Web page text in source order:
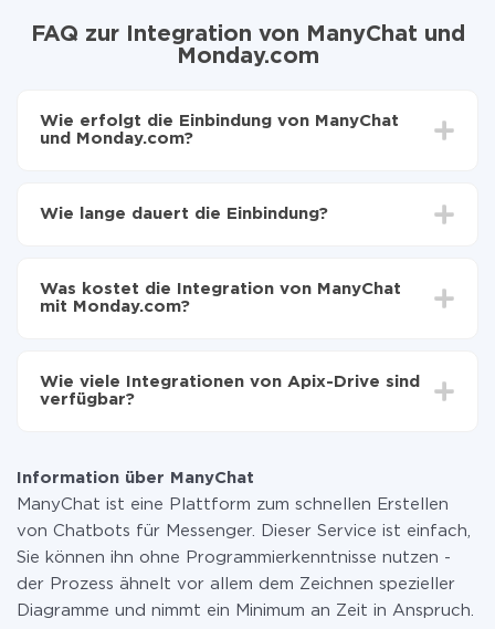
FAQ zur Integration von ManyChat und
Monday.com
Wie erfolgt die Einbindung von ManyChat
und Monday.com?
Monday.com zu übertragen
auf Monday.com übertragen
Wie lange dauert die Einbindung?
Im Durchschnitt dauert es 10-15 Minuten.
Was kostet die Integration von ManyChat
mit Monday.com?
zahlen nur für die Datenmenge, die über unseren
Service von einem System auf ein anderes übertragen
Weitere Informationen zuTarifen
Wie viele Integrationen von Apix-Drive sind
verfügbar?
Information über ManyChat
ManyChat ist eine Plattform zum schnellen Erstellen
von Chatbots für Messenger. Dieser Service ist einfach,
Sie können ihn ohne Programmierkenntnisse nutzen -
der Prozess ähnelt vor allem dem Zeichnen spezieller
Diagramme und nimmt ein Minimum an Zeit in Anspruch.